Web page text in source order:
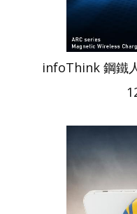
infoThink 鋼鐵